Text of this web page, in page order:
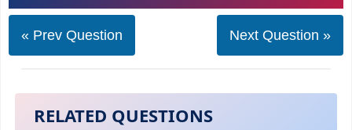
« Prev Question Next Question »
RELATED QUESTIONS